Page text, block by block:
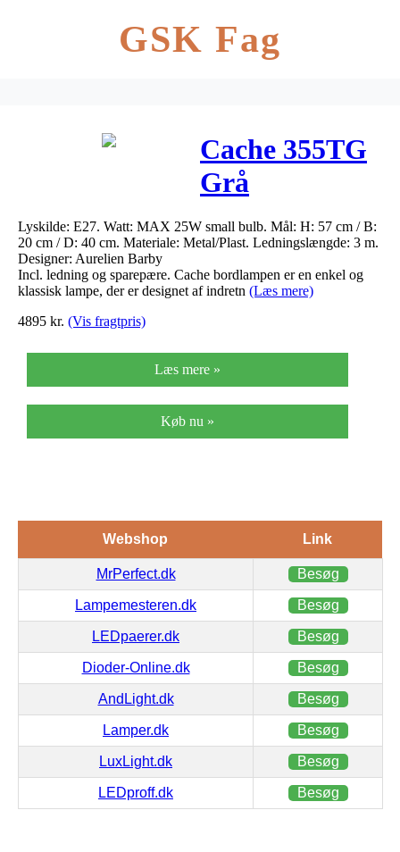
GSK Fag
Cache 355TG
Grå
Lyskilde: E27. Watt: MAX 25W small bulb. Mål: H: 57 cm / B:
20 cm / D: 40 cm. Materiale: Metal/Plast. Ledningslængde: 3 m.
Designer: Aurelien Barby
Incl. ledning og sparepære. Cache bordlampen er en enkel og
klassisk lampe, der er designet af indretn (Læs mere)
4895 kr. (Vis fragtpris)
Læs mere »
Køb nu »
Webshop Link
MrPerfect.dk Besøg
Lampemesteren.dk Besøg
LEDpaerer.dk Besøg
Dioder-Online.dk Besøg
AndLight.dk Besøg
Lamper.dk Besøg
LuxLight.dk Besøg
LEDproff.dk Besøg